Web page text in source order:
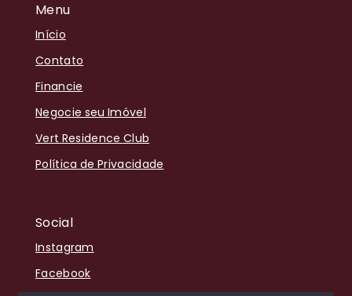
Menu
Início
Contato
Financie
Negocie seu Imóvel
Vert Residence Club
Política de Privacidade
Social
Instagram
Facebook